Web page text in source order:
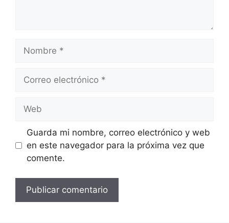
Nombre
Correo
Web
Guarda mi nombre, correo electrónico y web
en este navegador para la próxima vez que
comente.